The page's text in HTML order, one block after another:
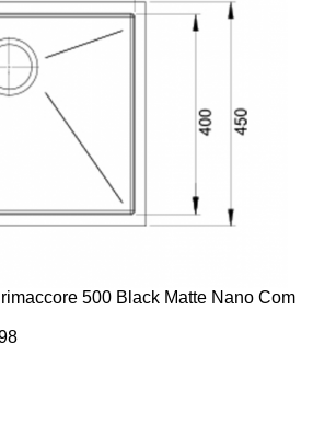
500 Black Matte Nano Com